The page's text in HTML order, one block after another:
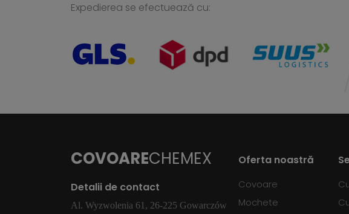
Expedierea se efectuează cu:
COVOARECHEMEX
Detalii de contact
Al. Wyzwolenia 61, 26-225 Gowarczów
Oferta noastră
Covoare
Mochete